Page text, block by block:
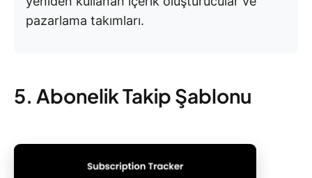
pazarlama takımları.
5. Abonelik Takip Şablonu